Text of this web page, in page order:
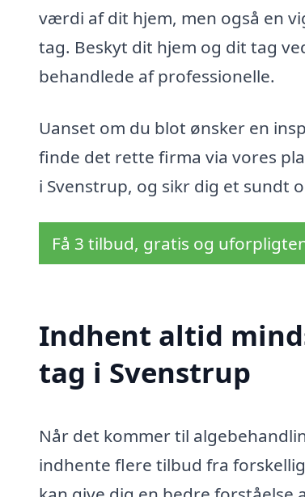
værdi af dit hjem, men også en
tag. Beskyt dit hjem og dit tag
behandlede af professionelle.
Uanset om du blot ønsker en
finde det rette firma via vores
i Svenstrup, og sikr dig et sundt
Få 3 tilbud, gratis og
Indhent altid
tag i Svenstrup
Når det kommer til
indhente flere tilbud fra